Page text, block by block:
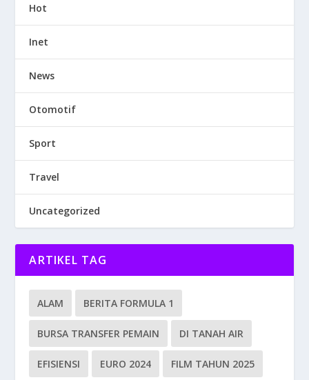
Hot
Inet
News
Otomotif
Sport
Travel
Uncategorized
ARTIKEL TAG
ALAM BERITA FORMULA 1
BURSA TRANSFER PEMAIN DI TANAH AIR
EFISIENSI EURO 2024 FILM TAHUN 2025